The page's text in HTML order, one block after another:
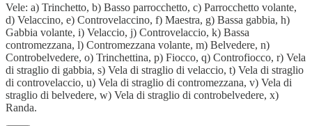
Vele: a) Trinchetto, b) Basso parrocchetto, c) Parrocchetto volante,
d) Velaccino, e) Controvelaccino, f) Maestra, g) Bassa gabbia, h)
Gabbia volante, i) Velaccio, j) Controvelaccio, k) Bassa
contromezzana, l) Contromezzana volante, m) Belvedere, n)
Controbelvedere, o) Trinchettina, p) Fiocco, q) Controfiocco, r) Vela
di straglio di gabbia, s) Vela di straglio di velaccio, t) Vela di straglio
di controvelaccio, u) Vela di straglio di contromezzana, v) Vela di
straglio di belvedere, w) Vela di straglio di controbelvedere, x)
Randa.